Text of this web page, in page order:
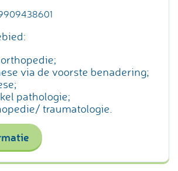
via de voorste benadering;
pathologie;
traumatologie.